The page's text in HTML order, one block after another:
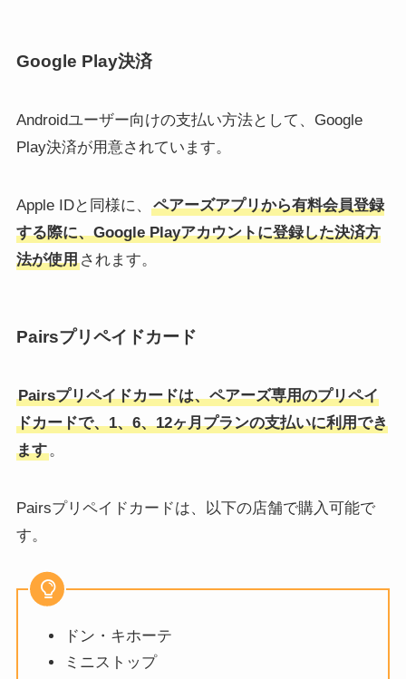
Google Play決済
Androidユーザー向けの支払い方法として、Google
Play決済が用意されています。
Apple IDと同様に、
ペアーズアプリから有料会員登録
する際に、Google Playアカウントに登録した決済方
法が使用されます。
Pairsプリペイドカード
Pairsプリペイドカードは、ペアーズ専用のプリペイ
ドカードで、1、6、12ヶ月プランの支払いに利用でき
ます。
Pairsプリペイドカードは、以下の店舗で購入可能で
す。
ドン・キホーテ
ミニストップ